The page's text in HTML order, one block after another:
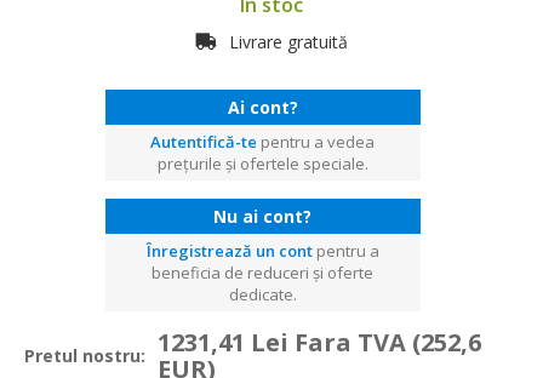
Livrare gratuită
Ai cont?
Autentifică-te pentru a vedea
prețurile și ofertele speciale.
Nu ai cont?
Înregistrează un contpentru a
beneficia de reduceri și oferte
dedicate.
Pretul nostru: 1231,41 Lei Fara TVA (252,6
EUR)